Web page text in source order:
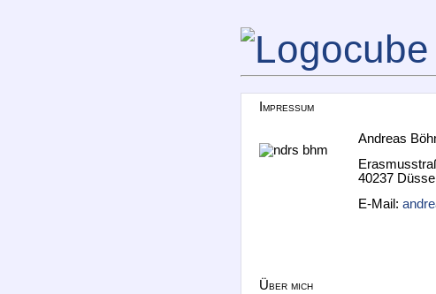
Impressum
Andreas
40237
E-Mail:
Über mich